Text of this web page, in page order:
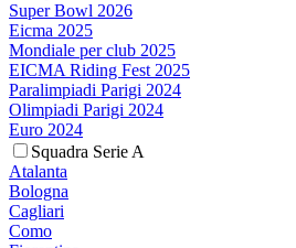
Super Bowl 2026
Eicma 2025
Mondiale per club 2025
EICMA Riding Fest 2025
Paralimpiadi Parigi 2024
Olimpiadi Parigi 2024
Euro 2024
Squadra Serie A
Atalanta
Bologna
Cagliari
Como